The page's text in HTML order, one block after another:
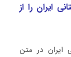
ایران را از
ایران در متن